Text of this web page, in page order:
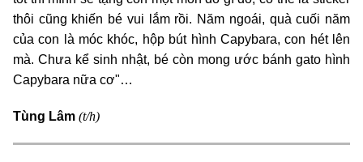
thôi cũng khiến bé vui lắm rồi. Năm ngoái, quà cuối năm
của con là móc khóc, hộp bút hình Capybara, con hét lên
mà. Chưa kể sinh nhật, bé còn mong ước bánh gato hình
Capybara nữa cơ"…
Tùng Lâm (t/h)